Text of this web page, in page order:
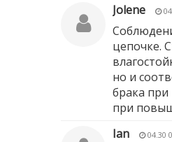
Jolene
цепочке.
но и
брака при
при
Ian
04.30